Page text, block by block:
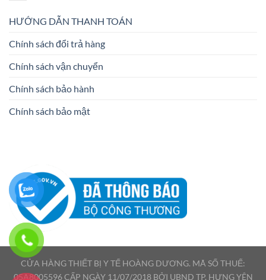
HƯỚNG DẪN THANH TOÁN
Chính sách đổi trả hàng
Chính sách vận chuyển
Chính sách bảo hành
Chính sách bảo mật
CỬA HÀNG THIẾT BỊ Y TẾ HOÀNG DƯƠNG. MÃ SỐ THUẾ:
05A8005596 CẤP NGÀY 11/07/2018 BỞI UBND TP. HƯNG YÊN